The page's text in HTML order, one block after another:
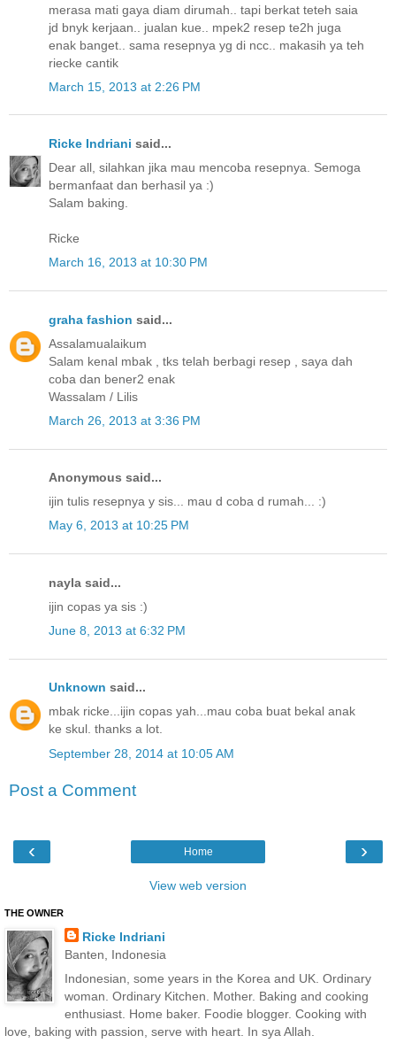
merasa mati gaya diam dirumah.. tapi berkat teteh saia
jd bnyk kerjaan.. jualan kue.. mpek2 resep te2h juga
enak banget.. sama resepnya yg di ncc.. makasih ya teh
riecke cantik
March 15, 2013 at 2:26 PM
Ricke Indriani said...
Dear all, silahkan jika mau mencoba resepnya. Semoga
bermanfaat dan berhasil ya :)
Salam baking.
Ricke
March 16, 2013 at 10:30 PM
graha fashion said...
Assalamualaikum
Salam kenal mbak , tks telah berbagi resep , saya dah
coba dan bener2 enak
Wassalam / Lilis
March 26, 2013 at 3:36 PM
Anonymous said...
ijin tulis resepnya y sis... mau d coba d rumah... :)
May 6, 2013 at 10:25 PM
nayla said...
ijin copas ya sis :)
June 8, 2013 at 6:32 PM
Unknown said...
mbak ricke...ijin copas yah...mau coba buat bekal anak
ke skul. thanks a lot.
September 28, 2014 at 10:05 AM
Post a Comment
‹ ›
Home
View web version
THE OWNER
Ricke Indriani
Banten, Indonesia
Indonesian, some years in the Korea and UK. Ordinary
woman. Ordinary Kitchen. Mother. Baking and cooking
enthusiast. Home baker. Foodie blogger. Cooking with
love, baking with passion, serve with heart. In sya Allah.